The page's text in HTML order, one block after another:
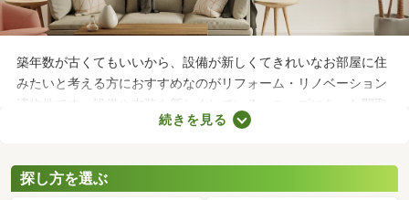
築年数が古くてもいいから、設備が新しくてきれいなお部屋に住
みたいと考える方におすすめなのがリフォーム・リノベーション
済物件です。設備や内装を新しくしている・ニーズにあった間取
りに変えているなど、住みやすさが格段にアップしていることが
べて、気になるお部屋を見つけましょう。
続きを見る
探し方を選ぶ